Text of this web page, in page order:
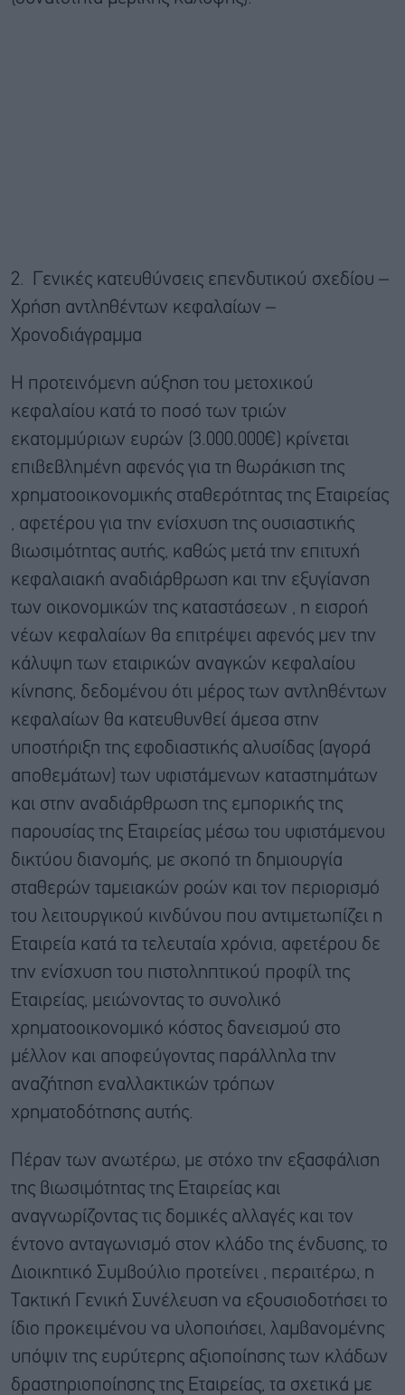
2. Γενικές κατευθύνσεις επενδυτικού σχεδίου –
Χρήση αντληθέντων κεφαλαίων –
Χρονοδιάγραμμα
Η προτεινόμενη αύξηση του μετοχικού
κεφαλαίου κατά το ποσό των τριών
εκατομμύριων ευρών (3.000.000€) κρίνεται
επιβεβλημένη αφενός για τη θωράκιση της
χρηματοοικονομικής σταθερότητας της Εταιρείας
, αφετέρου για την ενίσχυση της ουσιαστικής
βιωσιμότητας αυτής, καθώς μετά την επιτυχή
κεφαλαιακή αναδιάρθρωση και την εξυγίανση
των οικονομικών της καταστάσεων , η εισροή
νέων κεφαλαίων θα επιτρέψει αφενός μεν την
κάλυψη των εταιρικών αναγκών κεφαλαίου
κίνησης, δεδομένου ότι μέρος των αντληθέντων
κεφαλαίων θα κατευθυνθεί άμεσα στην
υποστήριξη της εφοδιαστικής αλυσίδας (αγορά
αποθεμάτων) των υφιστάμενων καταστημάτων
και στην αναδιάρθρωση της εμπορικής της
παρουσίας της Εταιρείας μέσω του υφιστάμενου
δικτύου διανομής, με σκοπό τη δημιουργία
σταθερών ταμειακών ροών και τον περιορισμό
του λειτουργικού κινδύνου που αντιμετωπίζει η
Εταιρεία κατά τα τελευταία χρόνια, αφετέρου δε
την ενίσχυση του πιστοληπτικού προφίλ της
Εταιρείας, μειώνοντας το συνολικό
χρηματοοικονομικό κόστος δανεισμού στο
μέλλον και αποφεύγοντας παράλληλα την
αναζήτηση εναλλακτικών τρόπων
χρηματοδότησης αυτής.
Πέραν των ανωτέρω, με στόχο την εξασφάλιση
της βιωσιμότητας της Εταιρείας και
αναγνωρίζοντας τις δομικές αλλαγές και τον
έντονο ανταγωνισμό στον κλάδο της ένδυσης, το
Διοικητικό Συμβούλιο προτείνει , περαιτέρω, η
Τακτική Γενική Συνέλευση να εξουσιοδοτήσει το
ίδιο προκειμένου να υλοποιήσει, λαμβανομένης
υπόψιν της ευρύτερης αξιοποίησης των κλάδων
δραστηριοποίησης της Εταιρείας, τα σχετικά με